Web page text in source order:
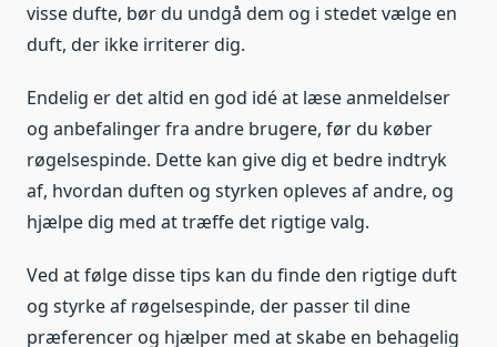
visse dufte, bør du undgå dem og i stedet vælge en
duft, der ikke irriterer dig.
Endelig er det altid en god idé at læse anmeldelser
og anbefalinger fra andre brugere, før du køber
røgelsespinde. Dette kan give dig et bedre indtryk
af, hvordan duften og styrken opleves af andre, og
hjælpe dig med at træffe det rigtige valg.
Ved at følge disse tips kan du finde den rigtige duft
og styrke af røgelsespinde, der passer til dine
præferencer og hjælper med at skabe en behagelig